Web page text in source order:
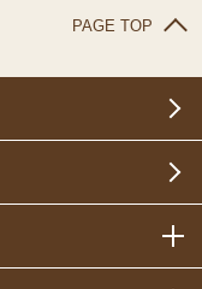
PAGE TOP